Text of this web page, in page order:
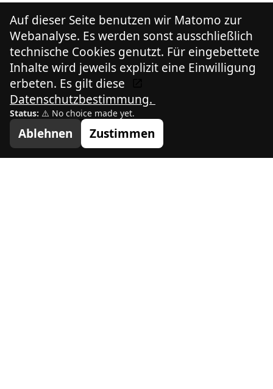
Auf dieser Seite benutzen wir Matomo zur
Webanalyse. Es werden sonst ausschließlich
technische Cookies genutzt. Für eingebettete
Inhalte wird jeweils explizit eine Einwilligung
erbeten. Es gilt diese
Datenschutzbestimmung.
Status: ⚠️ No choice made yet.
Ablehnen Zustimmen